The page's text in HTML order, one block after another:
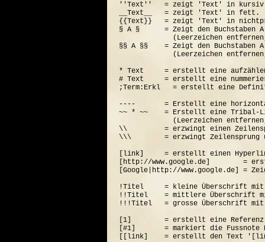
''Text''   = zeigt 'Text' in
__Text__   = zeigt 'Text' in fett.
{{Text}}   = zeigt 'Text' in
§ A §      = Zeigt den Buchstaben
(Leerzeichen
§§ A §§    = Zeigt den Buchstaben
(Leerzeichen
* Text     = erstellt eine
# Text     = erstellt eine
;Term:Erkl   = erstellt eine
----       = Erstellt eine
~~ * ~~    = Erstellt eine Tribal-
(Leerzeichen
\\         = erzwingt einen
\\\        = erzwingt Zeilensprung
[link]     = erstellt einen
[http://www.google.de]        =
[Google|http://www.google.de] =
!Titel     = kleine Überschrift
!!Titel    = mittlere Überschrift
!!!Titel   = grosse Überschrift
[1]        = erstellt eine Referenz
[#1]       = markiert die Fussnote
[[link]    = erstellt den Text